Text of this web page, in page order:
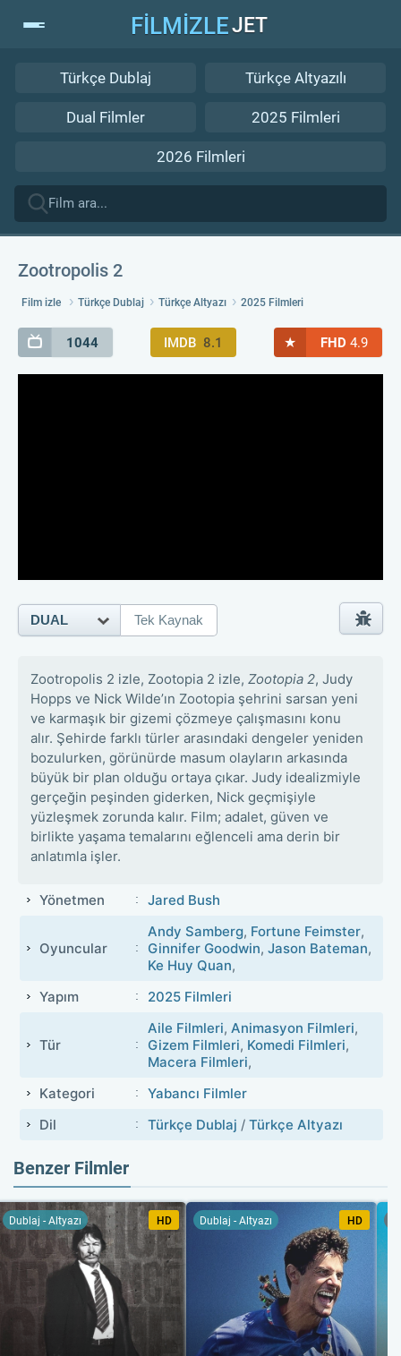
FİLMİZLEJET
Türkçe Dublaj Türkçe Altyazılı
Dual Filmler 2025 Filmleri
2026 Filmleri
Zootropolis 2
Film izle Türkçe Dublaj Türkçe Altyazı 2025 Filmleri
1044 IMDB 8.1 ★ FHD 4.9
Zootropolis 2 izle, Zootopia 2 izle, Zootopia 2, Judy
Hopps ve Nick Wilde’ın Zootopia şehrini sarsan yeni
ve karmaşık bir gizemi çözmeye çalışmasını konu
alır. Şehirde farklı türler arasındaki dengeler yeniden
bozulurken, görünürde masum olayların arkasında
büyük bir plan olduğu ortaya çıkar. Judy idealizmiyle
gerçeğin peşinden giderken, Nick geçmişiyle
yüzleşmek zorunda kalır. Film; adalet, güven ve
birlikte yaşama temalarını eğlenceli ama derin bir
anlatımla işler.
Yönetmen Jared Bush
Oyuncular
Andy Samberg, Fortune Feimster,
Ginnifer Goodwin, Jason Bateman,
Ke Huy Quan,
Yapım
2025 Filmleri
Tür
Aile Filmleri, Animasyon Filmleri,
Gizem Filmleri, Komedi Filmleri,
Macera Filmleri,
Kategori
Yabancı Filmler
Dil
Türkçe Dublaj / Türkçe Altyazı
DUAL Tek Kaynak
Benzer Filmler
Dublaj - Altyazı HD Dublaj - Altyazı HD